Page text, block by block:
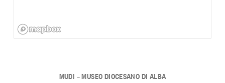
MUDI – MUSEO DIOCESANO DI ALBA